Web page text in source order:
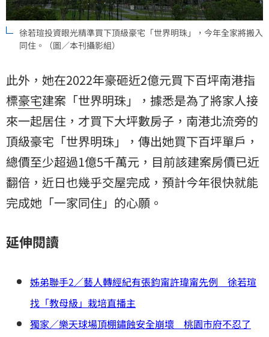
徐若瑄投資眼光精準買下頂級豪宅「世界明珠」，今年全家將搬入
同住。（圖／本刊攝影組）
此外，她在2022年豪砸近2億元買下百坪南港指
標豪宅建案「世界明珠」，據悉是為了將家人接
來一起居住，才買下大坪數房子，南港北流旁的
頂級豪宅「世界明珠」，傳出她買下百坪單戶，
總價至少超過1億5千萬元，目前該建案房價已近
翻倍，近日也幾乎交屋完成，預計今年很快就能
完成她「一家同住」的心願。
延伸閱讀
姊弟聯手2／藝人轉經紀有張鈞甯許瑋甯先例 徐若瑄
找「教母級」栽培直播主
獨家／樂天球場頂棚鏽蝕安全崩壞 桃園市府不忍了